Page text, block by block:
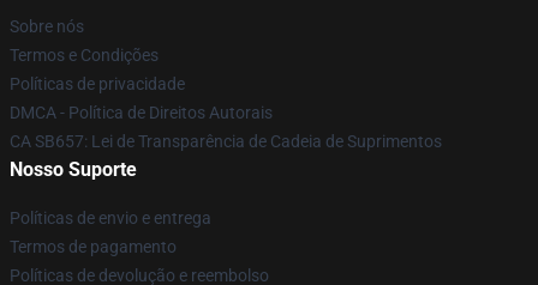
Sobre nós
Termos e Condições
Políticas de privacidade
DMCA - Política de Direitos Autorais
CA SB657: Lei de Transparência de Cadeia de Suprimentos
Nosso Suporte
Políticas de envio e entrega
Termos de pagamento
Políticas de devolução e reembolso